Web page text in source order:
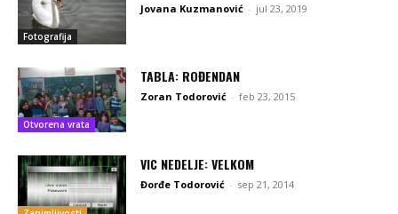
Fotografija
Jovana Kuzmanović - jul 23, 2019
Otvorena vrata
TABLA: ROĐENDAN
Zoran Todorović - feb 23, 2015
VIC NEDELJE: VELKOM
Đorđe Todorović - sep 21, 2014